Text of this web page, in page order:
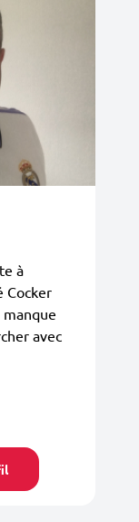
à
Cocker
avec